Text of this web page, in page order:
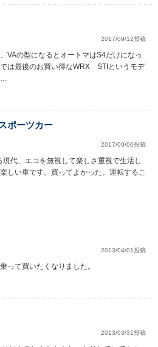
2017/09/12投稿
VAの型になるとオートマはS4だけになっ
は最後のお買い得なWRX STIというモデ
…
ポーツカー
2017/09/06投稿
代、エコを無視して楽しさ重視で生活し
しい車です。買ってよかった。運転するこ
2013/04/01投稿
って買いたくなりました。
2013/03/31投稿